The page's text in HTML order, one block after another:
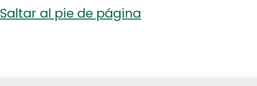
Saltar al pie de página